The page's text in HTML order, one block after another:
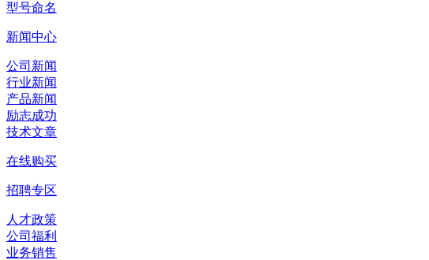
型号命名
新闻中心
公司新闻
行业新闻
产品新闻
励志成功
技术文章
在线购买
招聘专区
人才政策
公司福利
业务销售